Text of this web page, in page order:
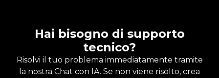
Hai bisogno di supporto
tecnico?
Risolvi il tuo problema immediatamente tramite
la nostra Chat con IA. Se non viene risolto, crea